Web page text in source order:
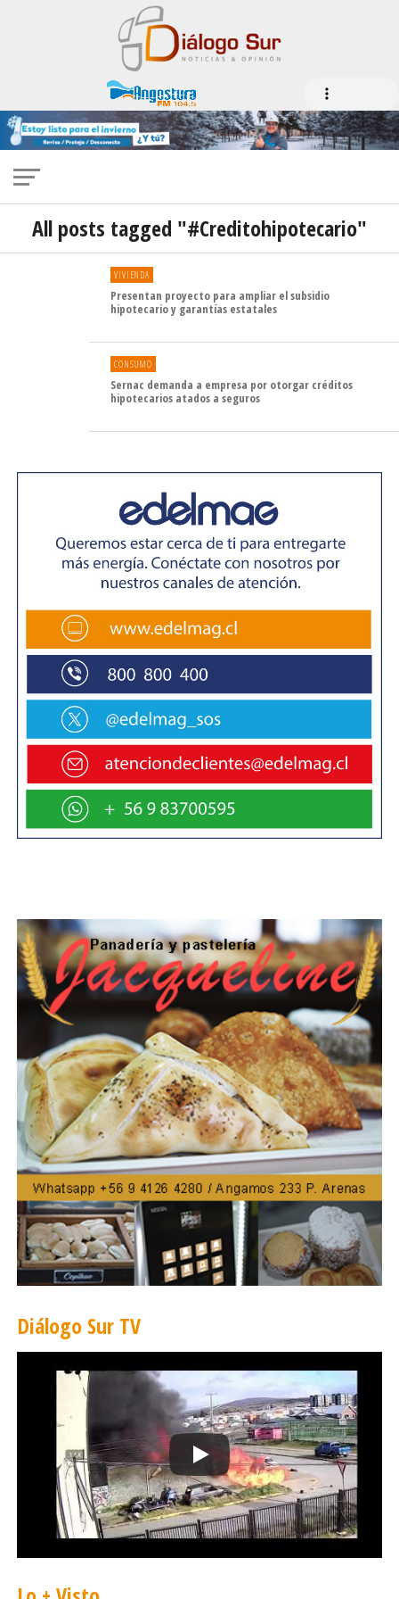
All posts tagged "#Creditohipotecario"
VIVIENDA
Presentan proyecto para ampliar el subsidio
hipotecario y garantías estatales
CONSUMO
Sernac demanda a empresa por otorgar créditos
hipotecarios atados a seguros
Diálogo Sur TV